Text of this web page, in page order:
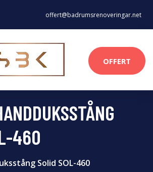
offert@badrumsrenoveringar.net
OFFERT
460
Solid SOL-460